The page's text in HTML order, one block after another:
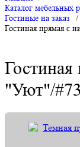
Каталог мебельных
Гостиные на заказ
/
Гостиная прямая с
"Уют"/